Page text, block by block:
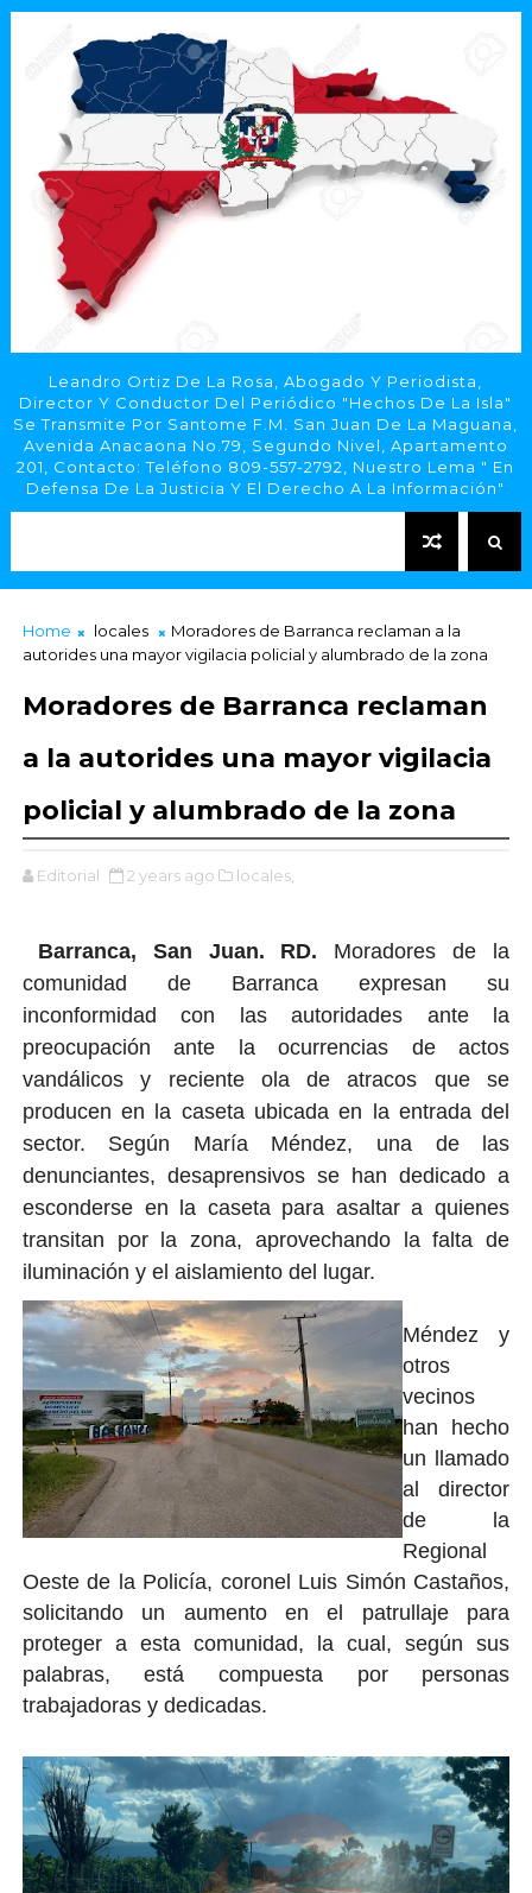
Leandro Ortiz De La Rosa, Abogado Y Periodista,
Director Y Conductor Del Periódico "Hechos De La Isla"
Se Transmite Por Santome F.M. San Juan De La Maguana,
Avenida Anacaona No.79, Segundo Nivel, Apartamento
201, Contacto: Teléfono 809-557-2792, Nuestro Lema " En
Defensa De La Justicia Y El Derecho A La Información"
Home locales
Moradores de Barranca reclaman a la
autorides una mayor vigilacia policial y alumbrado de la zona
Moradores de Barranca reclaman
a la autorides una mayor vigilacia
policial y alumbrado de la zona
Editorial 2 years ago locales,
Barranca, San Juan. RD. Moradores de la
comunidad de Barranca expresan su
inconformidad con las autoridades ante la
preocupación ante la ocurrencias de actos
vandálicos y reciente ola de atracos que se
producen en la caseta ubicada en la entrada del
sector. Según María Méndez, una de las
denunciantes, desaprensivos se han dedicado a
esconderse en la caseta para asaltar a quienes
transitan por la zona, aprovechando la falta de
iluminación y el aislamiento del lugar.
Méndez y
otros
vecinos
han hecho
un llamado
al director
de la
Regional
Oeste de la Policía, coronel Luis Simón Castaños,
solicitando un aumento en el patrullaje para
proteger a esta comunidad, la cual, según sus
palabras, está compuesta por personas
trabajadoras y dedicadas.